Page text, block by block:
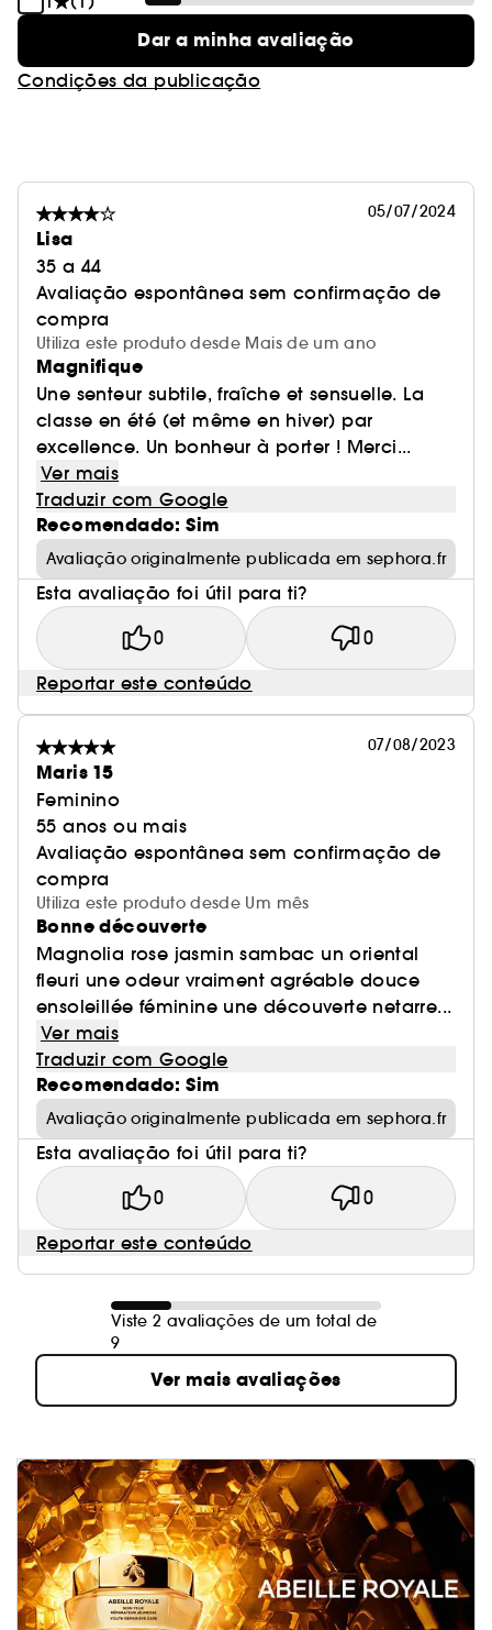
Dar a minha avaliação
Condições da publicação
05/07/2024
Lisa
35 a 44
Avaliação espontânea sem confirmação de
compra
Utiliza este produto desde Mais de um ano
Magnifique
Une senteur subtile, fraîche et sensuelle. La
classe en été (et même en hiver) par
excellence. Un bonheur à porter ! Merci...
Ver mais
Traduzir com Google
Recomendado: Sim
Avaliação originalmente publicada em sephora.fr
Esta avaliação foi útil para ti?
0 0
Reportar este conteúdo
07/08/2023
Maris 15
Feminino
55 anos ou mais
Avaliação espontânea sem confirmação de
compra
Utiliza este produto desde Um mês
Bonne découverte
Magnolia rose jasmin sambac un oriental
fleuri une odeur vraiment agréable douce
ensoleillée féminine une découverte netarre...
Ver mais
Traduzir com Google
Recomendado: Sim
Avaliação originalmente publicada em sephora.fr
Esta avaliação foi útil para ti?
0 0
Reportar este conteúdo
Viste 2 avaliações de um total de
9
Ver mais avaliações